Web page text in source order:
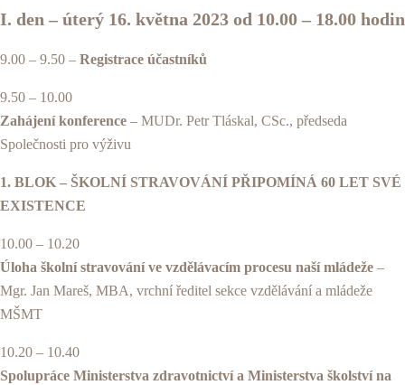
I. den – úterý 16. května 2023 od 10.00 – 18.00 hodin
9.00 – 9.50 – Registrace účastníků
9.50 – 10.00
Zahájení konference – MUDr. Petr Tláskal, CSc., předseda
Společnosti pro výživu
1. BLOK – ŠKOLNÍ STRAVOVÁNÍ PŘIPOMÍNÁ 60 LET SVÉ
EXISTENCE
10.00 – 10.20
Úloha školní stravování ve vzdělávacím procesu naší mládeže –
Mgr. Jan Mareš, MBA, vrchní ředitel sekce vzdělávání a mládeže
MŠMT
10.20 – 10.40
Spolupráce Ministerstva zdravotnictví a Ministerstva školství na